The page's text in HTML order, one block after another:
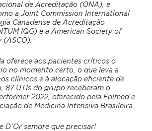
de Acreditação (ONA), e
a Joint Commission International
Canadense de Acreditação
IQG) e a American Society of
(ASCO).
oferece aos pacientes críticos o
no momento certo, o que leva a
clínicos e à alocação eficiente de
87 UTIs do grupo receberam o
2022, oferecido pela Epimed e
de Medicina Intensiva Brasileira.
D’Or sempre que precisar!